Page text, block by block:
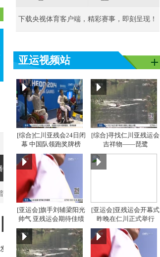
[同一个亚洲]亚运之
星：刘灏
[同一个亚洲]亚运之
星：吴敏霞
下载央视体育客户端，精彩赛事，即刻呈现！
亚运视频站
[综合]仁川亚残会24日闭
幕 中国队领跑奖牌榜
[综合]寻找仁川亚残运会
吉祥物——琵鹭
[亚运会]旗手刘辅梁阳光
帅气 亚残运会期待佳绩
[亚运会]亚残运会开幕式
昨晚在仁川正式举行